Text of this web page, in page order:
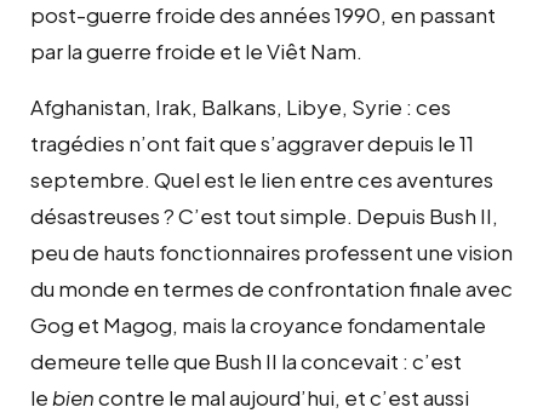
post-guerre froide des années 1990, en passant
par la guerre froide et le Viêt Nam.
Afghanistan, Irak, Balkans, Libye, Syrie : ces
tragédies n’ont fait que s’aggraver depuis le 11
septembre. Quel est le lien entre ces aventures
désastreuses ? C’est tout simple. Depuis Bush II,
peu de hauts fonctionnaires professent une vision
du monde en termes de confrontation finale avec
Gog et Magog, mais la croyance fondamentale
demeure telle que Bush II la concevait : c’est
le biencontre le mal aujourd’hui, et c’est aussi